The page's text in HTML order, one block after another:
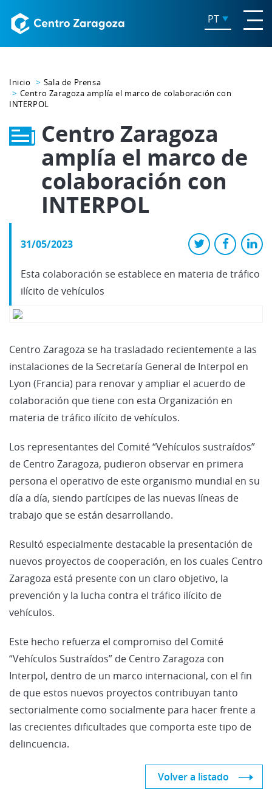
PT
Inicio
Sala de Prensa
Centro Zaragoza amplía el marco de colaboración con
INTERPOL
Centro Zaragoza
amplía el marco de
colaboración con
INTERPOL
31/05/2023
Esta colaboración se establece en materia de tráfico
ilícito de vehículos
Centro Zaragoza se ha trasladado recientemente a las
instalaciones de la Secretaría General de Interpol en
Lyon (Francia) para renovar y ampliar el acuerdo de
colaboración que tiene con esta Organización en
materia de tráfico ilícito de vehículos.
Los representantes del Comité “Vehículos sustraídos”
de Centro Zaragoza, pudieron observar en primera
persona el operativo de este organismo mundial en su
día a día, siendo partícipes de las nuevas líneas de
trabajo que se están desarrollando.
Resultó especialmente destacable la presentación de
nuevos proyectos de cooperación, en los cuales Centro
Zaragoza está presente con un claro objetivo, la
prevención y la lucha contra el tráfico ilícito de
vehículos.
Este hecho refuerza el compromiso del Comité
“Vehículos Sustraídos” de Centro Zaragoza con
Interpol, dentro de un marco internacional, con el fin
de que estos nuevos proyectos contribuyan tanto
sectorialmente como socialmente para hacer frente a
las crecientes dificultades que comporta este tipo de
delincuencia.
Volver a listado